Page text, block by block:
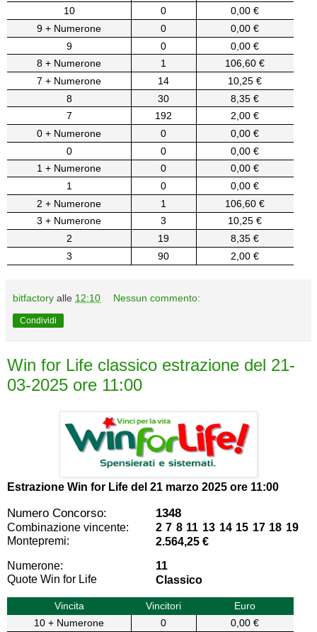
10
0
0,00 €
9 + Numerone
0
0,00 €
9
0
0,00 €
8 + Numerone
1
106,60 €
7 + Numerone
14
10,25 €
8
30
8,35 €
7
192
2,00 €
0 + Numerone
0
0,00 €
0
0
0,00 €
1 + Numerone
0
0,00 €
1
0
0,00 €
2 + Numerone
1
106,60 €
3 + Numerone
3
10,25 €
2
19
8,35 €
3
90 2,00 €
bitfactory alle 12:10 Nessun commento:
Condividi
Win for Life classico estrazione del 21-
03-2025 ore 11:00
Estrazione Win for Life del 21 marzo 2025 ore 11:00
Numero Concorso: 1348
Combinazione vincente:
2 7 8 11 13 14 15 17 18 19
Montepremi:
2.564,25 €
Numerone:
11
Quote Win for Life
Classico
Vincita Vincitori
Euro
10 + Numerone
0
0,00 €